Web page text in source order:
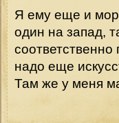
Я ему еще и
один на запад,
надо еще
Там же у меня